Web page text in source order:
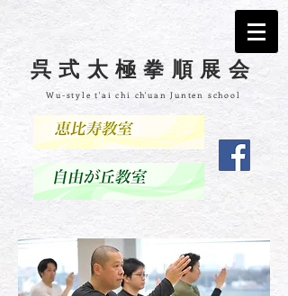
呉式太極拳順展会
Wu-style t'ai chi ch'uan Junten school